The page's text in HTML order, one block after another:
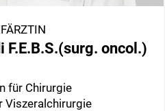
F.E.B.S.(surg. oncol.)
für Chirurgie
Viszeralchirurgie